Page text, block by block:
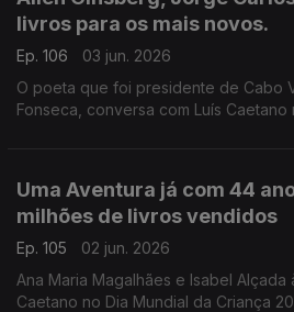
livros para os mais novos.
Ep. 106
03 jun. 2026
O poeta que foi presidente de Cabo
Fonseca, conversa com Luís
Uma Aventura já com 44
milhões de livros vendidos
Ep. 105
02 jun. 2026
Ana Maria Magalhães e Isabel Alçada
Caetano no Dia Mundial da Criança